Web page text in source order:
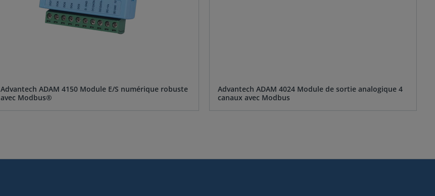
Advantech ADAM 4150 Module E/S numérique robuste
avec Modbus®
Advantech ADAM 4024 Module de sortie analogique 4
canaux avec Modbus